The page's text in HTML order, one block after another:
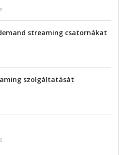
streaming csatornákat
szolgáltatását